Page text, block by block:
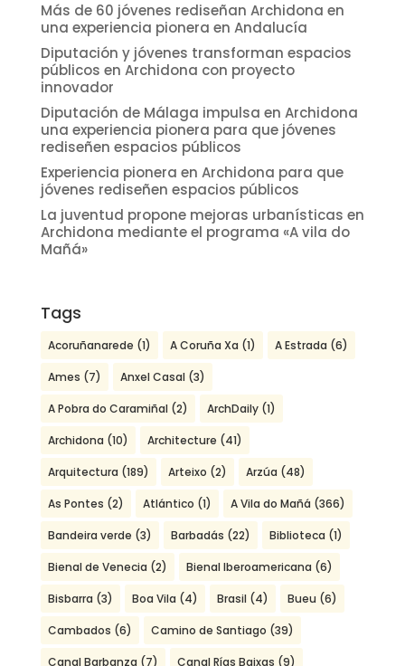
Más de 60 jóvenes rediseñan Archidona en
una experiencia pionera en Andalucía
Diputación y jóvenes transforman espacios
públicos en Archidona con proyecto
innovador
Diputación de Málaga impulsa en Archidona
una experiencia pionera para que jóvenes
rediseñen espacios públicos
Experiencia pionera en Archidona para que
jóvenes rediseñen espacios públicos
La juventud propone mejoras urbanísticas en
Archidona mediante el programa «A vila do
Mañá»
Tags
Acoruñanarede (1) A Coruña Xa (1) A Estrada (6)
Ames (7) Anxel Casal (3)
A Pobra do Caramiñal (2) ArchDaily(1)
Archidona (10) Architecture (41)
Arquitectura (189) Arteixo (2) Arzúa (48)
As Pontes (2) Atlántico (1) A Vila do Mañá (366)
Bandeira verde (3) Barbadás (22) Biblioteca (1)
Bienal de Venecia (2) Bienal Iberoamericana (6)
Bisbarra (3) Boa Vila (4) Brasil (4) Bueu (6)
Cambados (6) Camino de Santiago (39)
Canal Barbanza (7) Canal Rías Baixas (9)